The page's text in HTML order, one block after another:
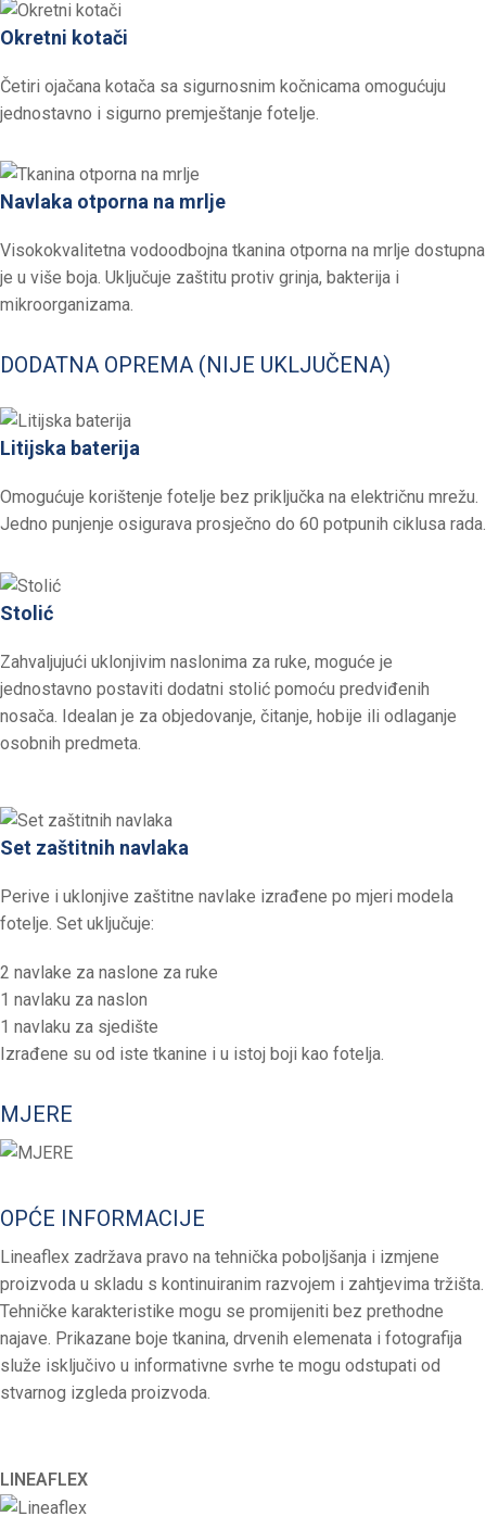
Okretni kotači
Četiri ojačana kotača sa sigurnosnim kočnicama omogućuju
jednostavno i sigurno premještanje fotelje.
Navlaka otporna na mrlje
Visokokvalitetna vodoodbojna tkanina otporna na mrlje dostupna
je u više boja. Uključuje zaštitu protiv grinja, bakterija i
mikroorganizama.
DODATNA OPREMA (NIJE UKLJUČENA)
Litijska baterija
Omogućuje korištenje fotelje bez priključka na električnu mrežu.
Jedno punjenje osigurava prosječno do 60 potpunih ciklusa rada.
Stolić
Zahvaljujući uklonjivim naslonima za ruke, moguće je
jednostavno postaviti dodatni stolić pomoću predviđenih
nosača. Idealan je za objedovanje, čitanje, hobije ili odlaganje
osobnih predmeta.
Set zaštitnih navlaka
Perive i uklonjive zaštitne navlake izrađene po mjeri modela
fotelje. Set uključuje:
2 navlake za naslone za ruke
1 navlaku za naslon
1 navlaku za sjedište
Izrađene su od iste tkanine i u istoj boji kao fotelja.
MJERE
OPĆE INFORMACIJE
Lineaflex zadržava pravo na tehnička poboljšanja i izmjene
proizvoda u skladu s kontinuiranim razvojem i zahtjevima tržišta.
Tehničke karakteristike mogu se promijeniti bez prethodne
najave. Prikazane boje tkanina, drvenih elemenata i fotografija
služe isključivo u informativne svrhe te mogu odstupati od
stvarnog izgleda proizvoda.
LINEAFLEX